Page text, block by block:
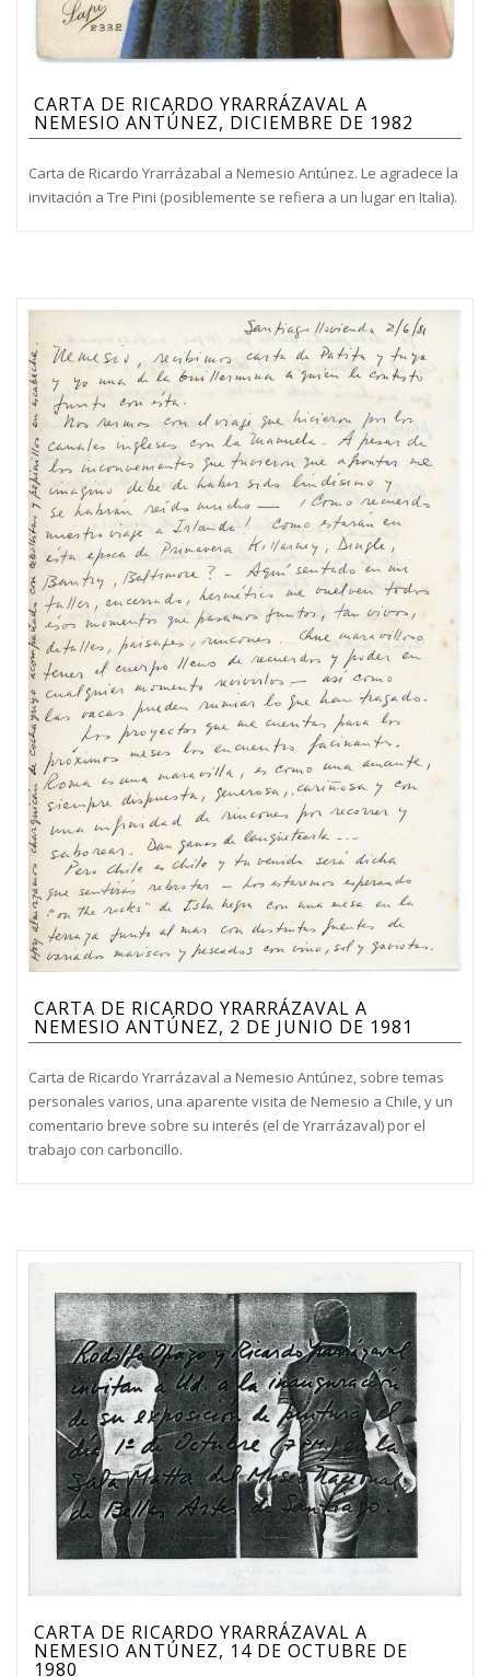
CARTA DE RICARDO YRARRÁZAVAL A
NEMESIO ANTÚNEZ, DICIEMBRE DE 1982
Carta de Ricardo Yrarrázabal a Nemesio Antúnez. Le agradece la
invitación a Tre Pini (posiblemente se refiera a un lugar en Italia).
CARTA DE RICARDO YRARRÁZAVAL A
NEMESIO ANTÚNEZ, 2 DE JUNIO DE 1981
Carta de Ricardo Yrarrázaval a Nemesio Antúnez, sobre temas
personales varios, una aparente visita de Nemesio a Chile, y un
comentario breve sobre su interés (el de Yrarrázaval) por el
trabajo con carboncillo.
CARTA DE RICARDO YRARRÁZAVAL A
NEMESIO ANTÚNEZ, 14 DE OCTUBRE DE
1980